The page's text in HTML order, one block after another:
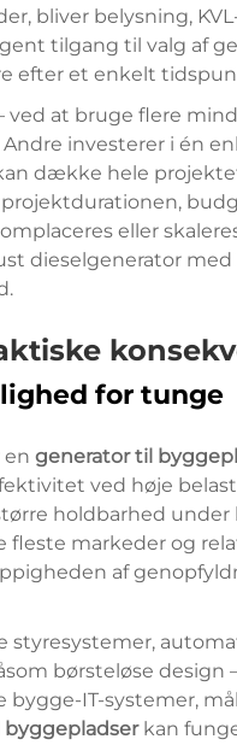
bliver belysning,
tilgang til valg af
efter et enkelt
at bruge flere
investerer i én
dække hele
eller
dieselgenerator
for tunge
generator til
ved høje
holdbarhed
markeder og
af
styresystemer,
børsteløse design
bygge-IT-systemer,
kan